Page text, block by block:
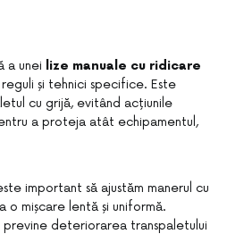
a unei lize manuale cu ridicare
și tehnici specifice. Este
cu grijă, evitând acțiunile
a proteja atât echipamentul,
important să ajustăm manerul cu
mișcare lentă și uniformă.
deteriorarea transpaletului